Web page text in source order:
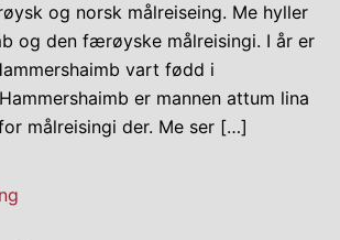
og norsk målreiseing. Me hyller
og den færøyske målreisingi. I år er
vart fødd i
er mannen attum lina
målreisingi der. Me ser […]